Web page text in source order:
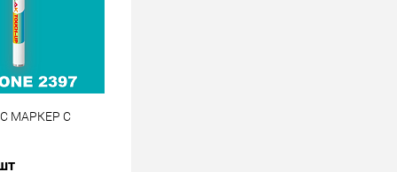
C МАРКЕР С